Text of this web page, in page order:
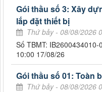
Gói thầu số 3: Xây
lắp đặt thiết bị
Thứ bảy - 08/08/2026
Số TBMT:
10:00 17/08/26
Gói thầu số 01: Toàn
Thứ bảy - 08/08/2026